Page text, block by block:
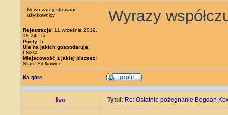
Nowo zarejestrowani
użytkownicy
Rejestracja: 11 września 2019,
18:34 - śr
Posty: 5
Ule na jakich gospodaruję:
LN3/4
Miejscowość z jakiej piszesz:
Stare Siołkowice
Wyrazy
Na górę
Ivo Tytuł: Re: Ostatnie pożegnanie Bogdan